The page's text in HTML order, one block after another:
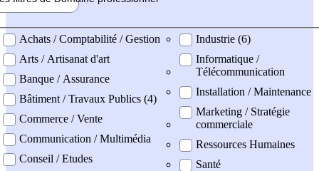
professionel
Achats / Comptabilité / Gestion
Arts / Artisanat d'art
Banque / Assurance
Bâtiment / Travaux Publics (4)
Commerce / Vente
Communication / Multimédia
Conseil / Etudes
Industrie (6)
Informatique /
Télécommunication
Installation / Maintenance
Marketing / Stratégie
commerciale
Ressources Humaines
Santé